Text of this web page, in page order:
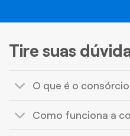
Tire suas
O que é o
Como funciona a